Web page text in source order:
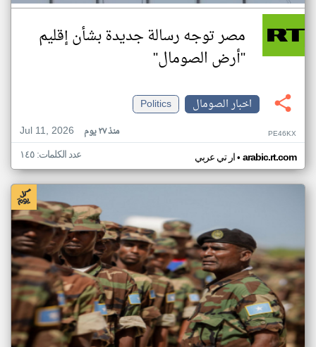
مصر توجه رسالة جديدة بشأن إقليم
"أرض الصومال"
اخبار الصومال
Politics
Jul 11, 2026
منذ ٢٧ يوم PE46KX
ار تي عربي• arabic.rt.com عدد الكلمات: ١٤٥